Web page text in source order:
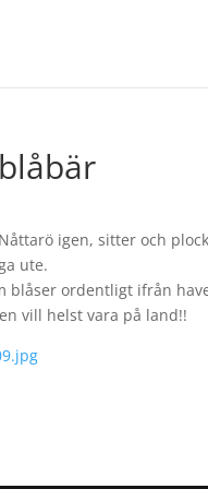
igen, sitter och
ute.
blåser ordentligt ifrån
vill helst vara på land!!